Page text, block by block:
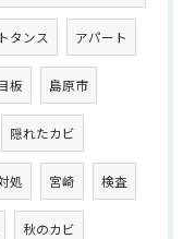
タンス アパート
板 島原市
隠れたカビ
処 宮崎 検査
秋のカビ